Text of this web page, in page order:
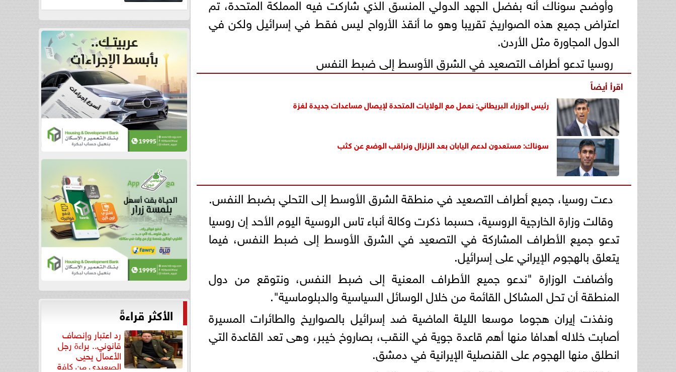
اعتراض جميع هذه الصواريخ تقريبا وهو ما أنقذ الأرواح ليس فقط في إسرائيل ولكن في
الدول المجاورة مثل الأردن.
روسيا تدعو أطراف التصعيد في الشرق الأوسط إلى ضبط النفس
اقرأ أيضاً
رئيس الوزراء البريطاني: نعمل مع الولايات المتحدة لإيصال مساعدات جديدة لغزة
سوناك: مستعدون لدعم اليابان بعد الزلزال ونراقب الوضع عن كثب
دعت روسيا، جميع أطراف التصعيد في منطقة الشرق الأوسط إلى التحلي بضبط النفس.
وقالت وزارة الخارجية الروسية، حسبما ذكرت وكالة أنباء تاس الروسية اليوم الأحد إن روسيا
تدعو جميع الأطراف المشاركة في التصعيد في الشرق الأوسط إلى ضبط النفس، فيما
يتعلق بالهجوم الإيراني على إسرائيل.
وأضافت الوزارة "ندعو جميع الأطراف المعنية إلى ضبط النفس، ونتوقع من دول
المنطقة أن تحل المشاكل القائمة من خلال الوسائل السياسية والدبلوماسية".
ونفذت إيران هجوما موسعا الليلة الماضية ضد إسرائيل بالصواريخ والطائرات المسيرة
أصابت خلاله أهدافا منها أهم قاعدة جوية في النقب، بصاروخ خيبر، وهى تعد القاعدة التي
انطلق منها الهجوم على القنصلية الإيرانية في دمشق.
الأكثر قراءةً
رد اعتبار وإنصاف
قانوني.. براءة رجل
الأعمال يحيى
الصعيدي من كافة